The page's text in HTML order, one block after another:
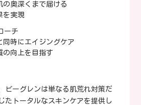
の奥深くまで届ける
を実現
ーチ
同時にエイジングケア
の向上を目指す
ビーグレンは単なる肌荒れ対策だ
たトータルなスキンケアを提供し